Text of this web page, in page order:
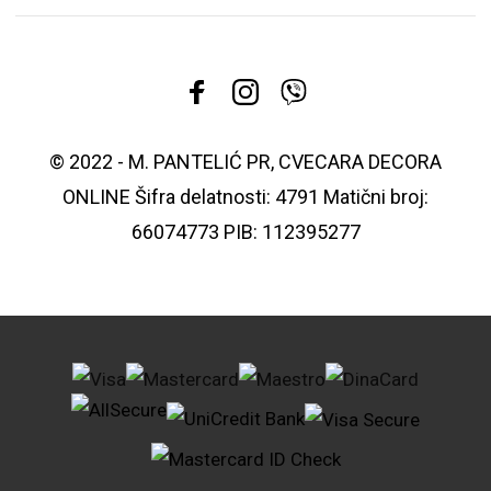
© 2022 - M. PANTELIĆ PR, CVECARA DECORA
ONLINE Šifra delatnosti: 4791 Matični broj:
66074773 PIB: 112395277